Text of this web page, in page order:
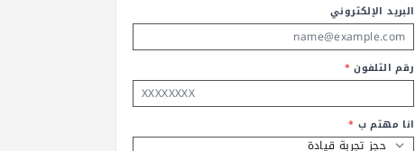
البريد الإلكتروني
رقم التلفون*
انا مهتم ب *